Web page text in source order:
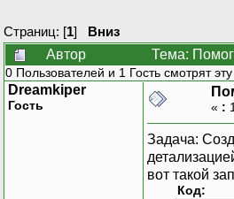
Страниц: [1] Вниз
Автор
Тема:
0 Пользователей и 1 Гость смотрят эту
Dreamkiper
Гость « :
Задача:
вот такой
Код: